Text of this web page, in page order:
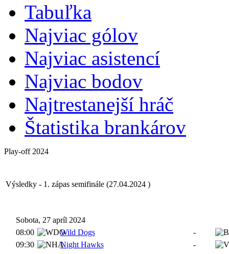
Tabuľka
Najviac gólov
Najviac asistencí­
Najviac bodov
Najtrestanejší hráč
Štatistika brankárov
Play-off 2024
Výsledky - 1. zápas semifinále (27.04.2024 )
Sobota, 27 apríl 2024
08:00
Wild Dogs
-
09:30
Night Hawks -